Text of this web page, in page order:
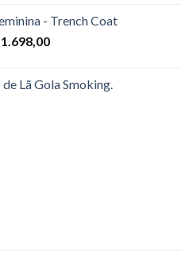
- Trench Coat
1.698,00Price
through
Lã Gola Smoking.